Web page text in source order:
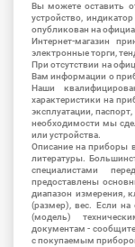
Вы можете оставить
устройство,
опубликован на
Интернет-магазин
электронные торги,
При отсутствии на
Вам информации о
Наши
характеристики на
эксплуатации,
необходимости мы
или устройства.
Описание на приборы
литературы.
специалистами
предоставлены
диапазон измерения,
(размер), вес. Если на
(модель)
документам -
с покупаемым